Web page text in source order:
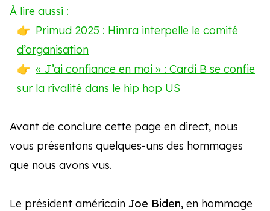
Avant de conclure cette page en direct, nous
vous présentons quelques-uns des hommages
que nous avons vus.
Le président américain Joe Biden, en hommage
À lire aussi :
Primud 2025 : Himra interpelle le comité
d’organisation
« J’ai confiance en moi » : Cardi B se confie
sur la rivalité dans le hip hop US